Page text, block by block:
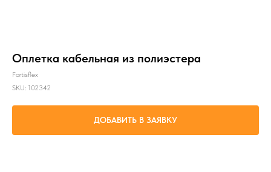
Оплетка кабельная из полиэстера
Fortisflex
SKU: 102342
ДОБАВИТЬ В ЗАЯВКУ